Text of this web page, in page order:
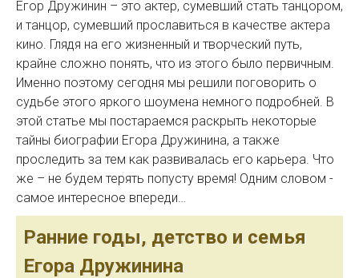
Егор Дружинин – это актер, сумевший стать танцором,
и танцор, сумевший прославиться в качестве актера
кино. Глядя на его жизненный и творческий путь,
крайне сложно понять, что из этого было первичным.
Именно поэтому сегодня мы решили поговорить о
судьбе этого яркого шоумена немного подробней. В
этой статье мы постараемся раскрыть некоторые
тайны биографии Егора Дружинина, а также
проследить за тем как развивалась его карьера. Что
же – не будем терять попусту время! Одним словом -
самое интересное впереди…
Ранние годы, детство и семья
Егора Дружинина